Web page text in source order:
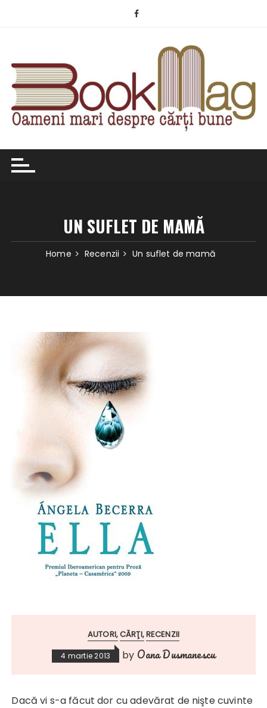
UN SUFLET DE MAMĂ
Home Recenzii Un suflet de mamă
AUTORI CĂRŢI RECENZII
4 martie 2013 by Oana Dusmanescu
Dacă vi s-a făcut dor cu adevărat de nişte cuvinte